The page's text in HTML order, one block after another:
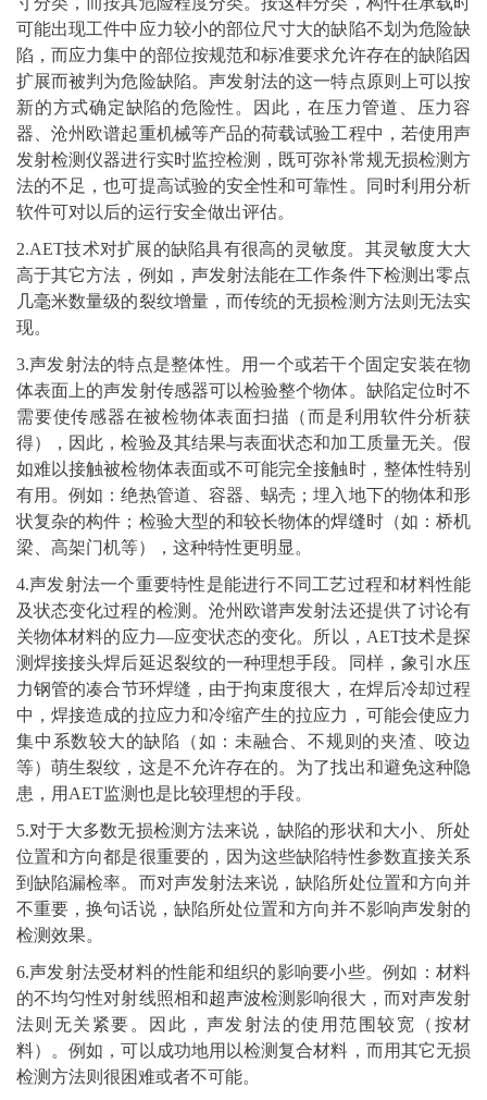
可能出现工件中应力较小的部位尺寸大的缺陷不划为危险缺
陷，而应力集中的部位按规范和标准要求允许存在的缺陷因
扩展而被判为危险缺陷。声发射法的这一特点原则上可以按
新的方式确定缺陷的危险性。因此，在压力管道
、压力容
器、沧州欧谱起重机械等产品的荷载试验工程中，若使用声
发射检测仪器进行实时监控检测，既可弥补常规无损检测方
法的不足，也可提高试验的安全性和可靠性。同时利用分析
软件可对以后的运行安全做出评估。
2.AET技术对扩展的缺陷具有很高的灵敏度。其灵敏度大大
高于其它方法，例如，声发射法能在工作条件下检测出零点
几毫米数量级的裂纹增量，而传统的无损检测方法则无法实
现。
3.声发射法的特点是整体性。用一个或若干个固定安装在物
体表面上的声发射传感器可以检验整个物体。缺陷定位时不
需要使传感器在被检物体表面扫描（而是利用软件分析获
得），因此，检验及其结果与表面状态和加工质量无关。假
如难以接触被检物体表面或不可能完全接触时，整体性特别
有用。例如：绝热管道、容器、蜗壳；埋入地下的物体和形
状复杂的构件；检验大型的和较长物体的焊缝时（如：桥机
梁、高架门机等），这种特性更明显。
4.声发射法一个重要特性是能进行不同工艺过程和材料性能
及状态变化过程的检测。沧州欧谱声发射法还提供了讨论有
关物体材料的应力—应变状态的变化。所以，AET技术是探
测焊接接头焊后延迟裂纹的一种理想手段。同样，象引水压
力钢管的凑合节环焊缝，由于拘束度很大，在焊后冷却过程
中，焊接造成的拉应力和冷缩产生的拉应力，可能会使应力
集中系数较大的缺陷（如：未融合、不规则的夹渣、咬边
等）萌生裂纹，这是不允许存在的。为了找出和避免这种隐
患，用AET监测也是比较理想的手段。
5.对于大多数无损检测方法来说，缺陷的形状和大小、所处
位置和方向都是很重要的，因为这些缺陷特性参数直接关系
到缺陷漏检率。而对声发射法来说，缺陷所处位置和方向并
不重要，换句话说，缺陷所处位置和方向并不影响声发射的
检测效果。
6.声发射法受材料的性能和组织的影响要小些。例如：材料
的不均匀性对射线照相和超声波检测影响很大，而对声发射
法则无关紧要。因此，声发射法的使用范围较宽（按材
料）。例如，可以成功地用以检测复合材料，而用其它无损
检测方法则很困难或者不可能。